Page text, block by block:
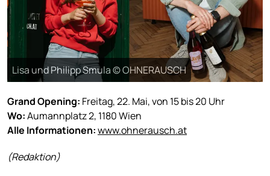
Lisa und Philipp Smula © OHNERAUSCH
Grand Opening: Freitag, 22. Mai, von 15 bis 20 Uhr
Wo:Aumannplatz 2, 1180 Wien
Alle Informationen:www.ohnerausch.at
(Redaktion)